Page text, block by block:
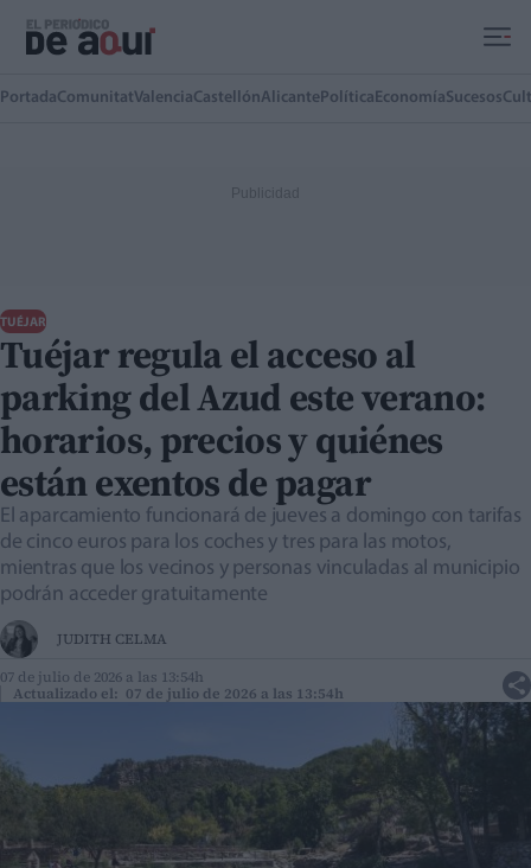
PortadaComunitatValenciaCastellónAlicante Política EconomíaSucesos
TUÉJAR
Tuéjar regula el acceso al
parking del Azud este verano:
horarios, precios y quiénes
están exentos de pagar
El aparcamiento funcionará de jueves a domingo con tarifas
de cinco euros para los coches y tres para las motos,
mientras que los vecinos y personas vinculadas al municipio
podrán acceder gratuitamente
JUDITH CELMA
07 de julio de 2026 a las 13:54h
Actualizado el: 07 de julio de 2026 a las 13:54h